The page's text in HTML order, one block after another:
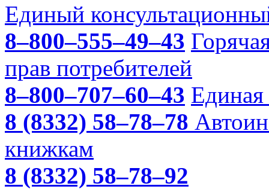
Единый
8–800–555–49–43
прав потребителей
8–800–707–60–43 Единая
8 (8332) 58–78–78
книжкам
8 (8332) 58–78–92